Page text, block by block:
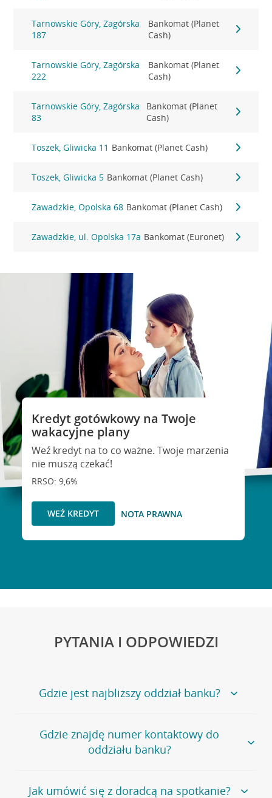
Tarnowskie Góry, Zagórska
187
Bankomat (Planet
Cash)
Tarnowskie Góry, Zagórska
222
Bankomat (Planet
Cash)
Tarnowskie Góry, Zagórska
83
Bankomat (Planet
Cash)
Toszek, Gliwicka 11 Bankomat (Planet Cash)
Toszek, Gliwicka 5 Bankomat (Planet Cash)
Zawadzkie, Opolska 68 Bankomat (Planet Cash)
Zawadzkie, ul. Opolska 17a Bankomat (Euronet)
Kredyt gotówkowy na Twoje
wakacyjne plany
Weź kredyt na to co ważne. Twoje marzenia
nie muszą czekać!
RRSO: 9,6%
WEŹ KREDYT NOTA PRAWNA
PYTANIA I ODPOWIEDZI
Gdzie jest najbliższy oddział banku?
Jeśli szukasz oddziału naszego banku, zapraszamy na
stronęPlacówki i bankomaty, na której znajduje się
wygodna wyszukiwarka.
oddziałów
Gdzie znajdę numer kontaktowy do
oddziału banku?
Bank Credit Agricole nie udostępnia ogólnego numeru
Jak umówić się z doradcą na spotkanie?